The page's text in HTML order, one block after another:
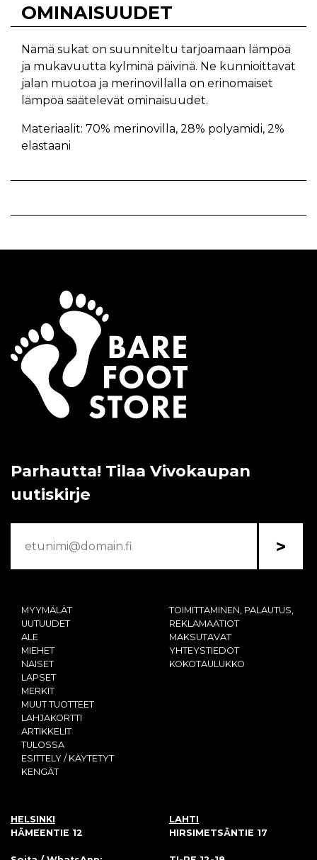
OMINAISUUDET
Nämä sukat on suunniteltu tarjoamaan lämpöä
ja mukavuutta kylminä päivinä. Ne kunnioittavat
jalan muotoa ja merinovillalla on erinomaiset
lämpöä säätelevät ominaisuudet.
Materiaalit: 70% merinovilla, 28% polyamidi, 2%
elastaani
Parhautta! Tilaa Vivokaupan
uutiskirje
>
MYYMÄLÄT
UUTUUDET
ALE
MIEHET
NAISET
LAPSET
MERKIT
MUUT TUOTTEET
LAHJAKORTTI
ARTIKKELIT
TULOSSA
ESITTELY / KÄYTETYT
KENGÄT
TOIMITTAMINEN, PALAUTUS,
REKLAMAATIOT
MAKSUTAVAT
YHTEYSTIEDOT
KOKOTAULUKKO
HELSINKI
HÄMEENTIE 12
LAHTI
HIRSIMETSÄNTIE 17